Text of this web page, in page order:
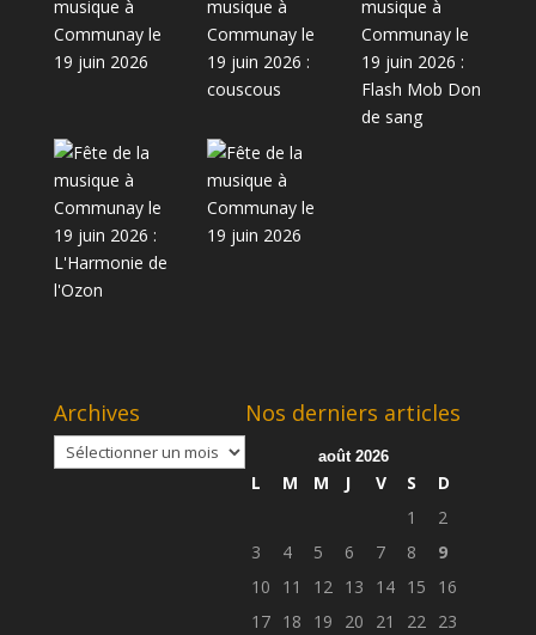
Archives
Archives
Nos derniers articles
août 2026
L M M J V S
D
1
2
3
4 5 6 7 8
9
10
11 12 13 14 15
16
17 18 19 20 21 22 23